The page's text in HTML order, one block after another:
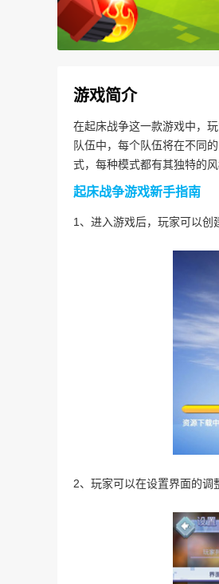
游戏简介
在起床战争这一款游戏中，
队伍中，每个队伍将在不同
式，每种模式都有其独特的
起床战争游戏新手指南
1、进入游戏后，玩家可以创
2、玩家可以在设置界面的调